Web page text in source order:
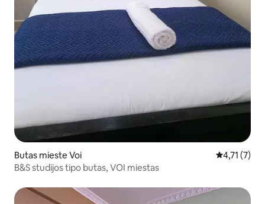
Butas mieste Voi Vidutinis
4,71 (7)
B&S studijos tipo butas, VOI miestas